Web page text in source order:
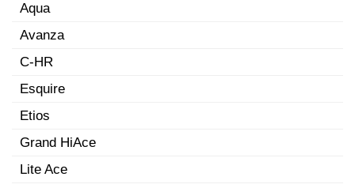
Aqua
Avanza
C-HR
Esquire
Etios
Grand HiAce
Lite Ace